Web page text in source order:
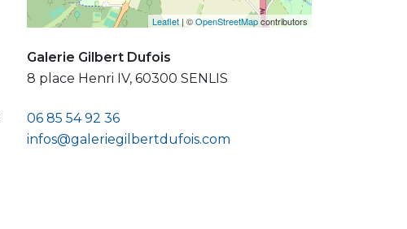
Leaflet | ©OpenStreetMapcontributors
Galerie Gilbert Dufois
8 place Henri IV, 60300 SENLIS
06 85 54 92 36
infos@galeriegilbertdufois.com